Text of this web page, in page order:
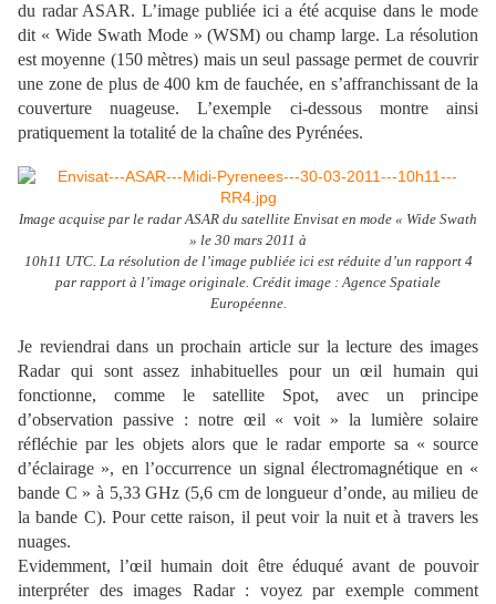
du radar ASAR. L’image publiée ici a été acquise dans le mode
dit « Wide Swath Mode » (WSM) ou champ large. La résolution
est moyenne (150 mètres) mais un seul passage permet de couvrir
une zone de plus de 400 km de fauchée, en s’affranchissant de la
couverture nuageuse. L’exemple ci-dessous montre ainsi
pratiquement la totalité de la chaîne des Pyrénées.
Image acquise par le radar ASAR du satellite Envisat en mode « Wide Swath
» le 30 mars 2011 à
10h11 UTC. La résolution de l’image publiée ici est réduite d’un rapport 4
par rapport à l’image originale. Crédit image : Agence Spatiale
Européenne.
Je reviendrai dans un prochain article sur la lecture des images
Radar qui sont assez inhabituelles pour un œil humain qui
fonctionne, comme le satellite Spot, avec un principe
d’observation passive : notre œil « voit » la lumière solaire
réfléchie par les objets alors que le radar emporte sa « source
d’éclairage », en l’occurrence un signal électromagnétique en «
bande C » à 5,33 GHz (5,6 cm de longueur d’onde, au milieu de
la bande C). Pour cette raison, il peut voir la nuit et à travers les
nuages.
Evidemment, l’œil humain doit être éduqué avant de pouvoir
interpréter des images Radar : voyez par exemple comment